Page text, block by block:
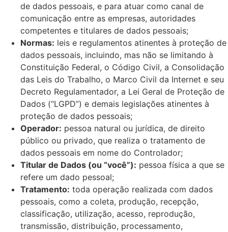
de dados pessoais, e para atuar como canal de
comunicação entre as empresas, autoridades
competentes e titulares de dados pessoais;
Normas: leis e regulamentos atinentes à proteção de
dados pessoais, incluindo, mas não se limitando à
Constituição Federal, o Código Civil, a Consolidação
das Leis do Trabalho, o Marco Civil da Internet e seu
Decreto Regulamentador, a Lei Geral de Proteção de
Dados (“LGPD”) e demais legislações atinentes à
proteção de dados pessoais;
Operador: pessoa natural ou jurídica, de direito
público ou privado, que realiza o tratamento de
dados pessoais em nome do Controlador;
Titular de Dados (ou “você”): pessoa física a que se
refere um dado pessoal;
Tratamento: toda operação realizada com dados
pessoais, como a coleta, produção, recepção,
classificação, utilização, acesso, reprodução,
transmissão, distribuição, processamento,